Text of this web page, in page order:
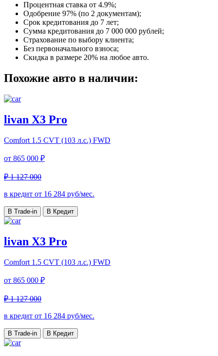
Процентная ставка от 4.9%;
Одобрение 97% (по 2 документам);
Срок кредитования до 7 лет;
Сумма кредитования до 7 000 000 рублей;
Страхование по выбору клиента;
Без первоначального взноса;
Скидка в размере 20% на любое авто.
Похожие авто в наличии:
livan X3 Pro
Comfort 1.5 CVT (103 л.с.) FWD
от 865 000 ₽
₽ 1 127 000
в кредит от 16 284 руб/мес.
В Trade-in В Кредит
livan X3 Pro
Comfort 1.5 CVT (103 л.с.) FWD
от 865 000 ₽
₽ 1 127 000
в кредит от 16 284 руб/мес.
В Trade-in В Кредит